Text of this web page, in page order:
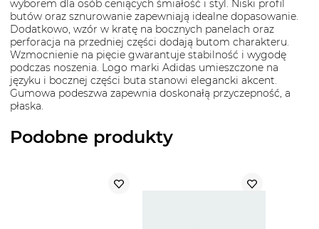
wyborem dla osób ceniących śmiałość i styl. Niski profil
butów oraz sznurowanie zapewniają idealne dopasowanie.
Dodatkowo, wzór w kratę na bocznych panelach oraz
perforacja na przedniej części dodają butom charakteru.
Wzmocnienie na pięcie gwarantuje stabilność i wygodę
podczas noszenia. Logo marki Adidas umieszczone na
języku i bocznej części buta stanowi elegancki akcent.
Gumowa podeszwa zapewnia doskonałą przyczepność, a
płaska.
Podobne produkty